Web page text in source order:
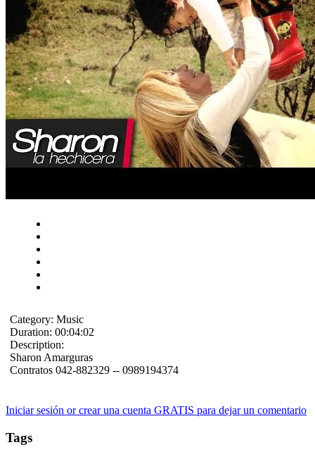
Category: Music
Duration: 00:04:02
Description:
Sharon Amarguras
Contratos 042-882329 -- 0989194374
Iniciar sesión or crear una cuenta GRATIS para dejar un comentario
Tags